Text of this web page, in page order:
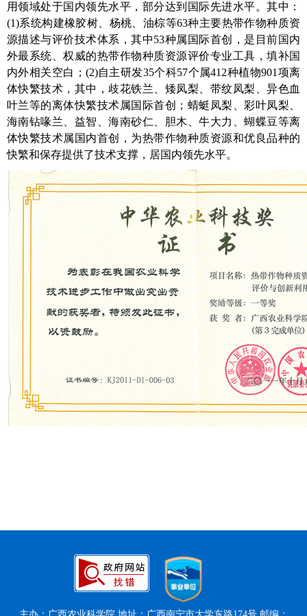
用领域处于国内领先水平，部分达到国际先进水平。其中：
(1)系统构建橡胶树、杨桃、油棕等63种主要热带作物种质资
源描述与评价技术体系，其中53种属国际首创，是目前国内
外最系统、权威的热带作物种质资源评价专业工具，填补国
内外相关空白； (2)自主研发35个科57个属412种植物901 项离
体快繁技术，其中，歧花铁兰、矮凤梨、带纹凤梨、异色血
叶兰等的离体快繁技术属国际首创；蜻蜓凤梨、彩叶凤梨、
海南钻喙兰、益智、海南砂仁、胆木、牛大力、蝴蝶豆等离
体快繁技术属国内首创，为热带作物种质资源和优良品种的
快繁和保存提供了技术支撑，居国内领先水平。